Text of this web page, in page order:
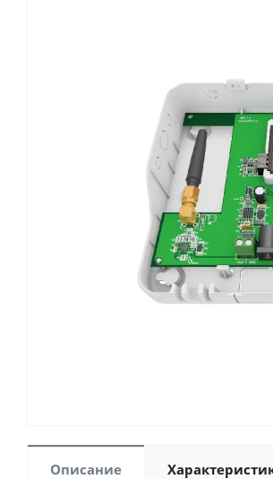
Описание